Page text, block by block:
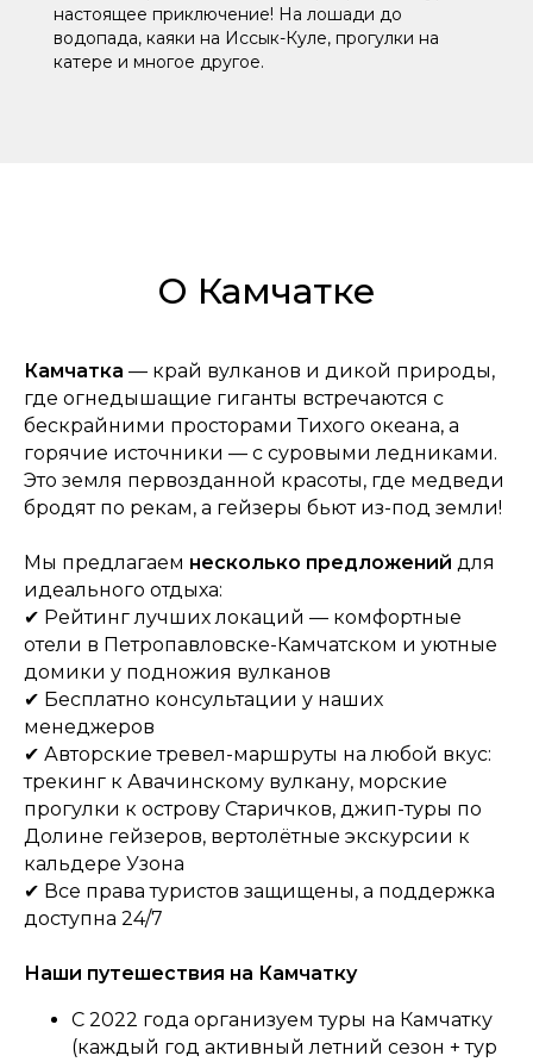
настоящее приключение! На лошади до
водопада, каяки на Иссык-Куле, прогулки на
катере и многое другое.
О Камчатке
Камчатка — край вулканов и дикой природы,
где огнедышащие гиганты встречаются с
бескрайними просторами Тихого океана, а
горячие источники — с суровыми ледниками.
Это земля первозданной красоты, где медведи
бродят по рекам, а гейзеры бьют из-под земли!
Мы предлагаем несколько предложений для
идеального отдыха:
✔ Рейтинг лучшихлокаций — комфортные
отели в Петропавловске-Камчатском и уютные
домики у подножия вулканов
✔ Бесплатно консультации у наших
менеджеров
✔ Авторские тревел-маршруты на любой вкус:
трекинг к Авачинскому вулкану, морские
прогулки к острову Старичков, джип-туры по
Долине гейзеров, вертолётные экскурсии к
кальдере Узона
✔ Все права туристов защищены, а поддержка
доступна 24/7
Наши путешествия на Камчатку
С 2022 года организуем туры на Камчатку
(каждый год активный летний сезон + тур